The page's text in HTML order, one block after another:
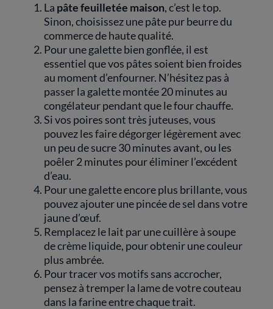
La pâte feuilletée maison, c’est le top.
Sinon, choisissez une pâte pur beurre du
commerce de haute qualité.
Pour une galette bien gonflée, il est
essentiel que vos pâtes soient bien froides
au moment d’enfourner. N’hésitez pas à
passer la galette montée 20 minutes au
congélateur pendant que le four chauffe.
Si vos poires sont très juteuses, vous
pouvez les faire dégorger légèrement avec
un peu de sucre 30 minutes avant, ou les
poêler 2 minutes pour éliminer l’excédent
d’eau.
Pour une galette encore plus brillante, vous
pouvez ajouter une pincée de sel dans votre
jaune d’œuf.
Remplacez le lait par une cuillère à soupe
de crème liquide, pour obtenir une couleur
plus ambrée.
Pour tracer vos motifs sans accrocher,
pensez à tremper la lame de votre couteau
dans la farine entre chaque trait.